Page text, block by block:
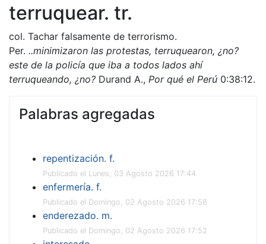
terruquear. tr.
col. Tachar falsamente de terrorismo.
Per. ..minimizaron las protestas, terruquearon, ¿no?
este de la policía que iba a todos lados ahí
terruqueando, ¿no? Durand A., Por qué el Perú 0:38:12.
Palabras agregadas
repentización. f.
Publicado el Lunes, 03 Agosto 2026 17:44
enfermería. f.
Publicado el Domingo, 02 Agosto 2026 17:58
enderezado. m.
Publicado el Domingo, 02 Agosto 2026 17:52